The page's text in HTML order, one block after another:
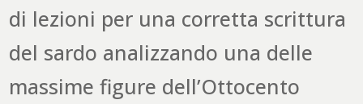
di lezioni per una corretta scrittura
del sardo analizzando una delle
massime figure dell’Ottocento